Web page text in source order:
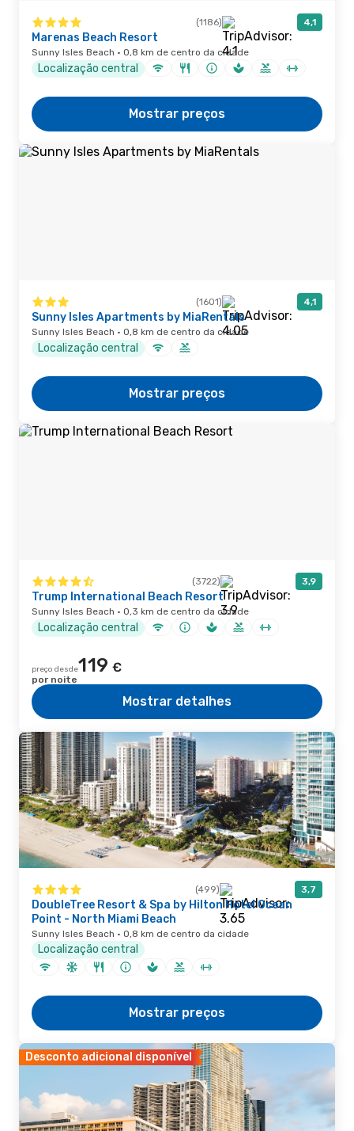
(1186) 4,1
Marenas Beach Resort
Sunny Isles Beach · 0,8 km de centro da cidade
Localização central
Mostrar preços
(1601) 4,1
Sunny Isles Apartments by MiaRentals
Sunny Isles Beach · 0,8 km de centro da cidade
Localização central
Mostrar preços
(3722) 3,9
Trump International Beach Resort
Sunny Isles Beach · 0,3 km de centro da cidade
Localização central
preço desde119 €
por noite
Mostrar detalhes
(499) 3,7
DoubleTree Resort & Spa by Hilton Hotel Ocean
Point - North Miami Beach
Sunny Isles Beach · 0,8 km de centro da cidade
Localização central
Mostrar preços
Desconto adicional disponível